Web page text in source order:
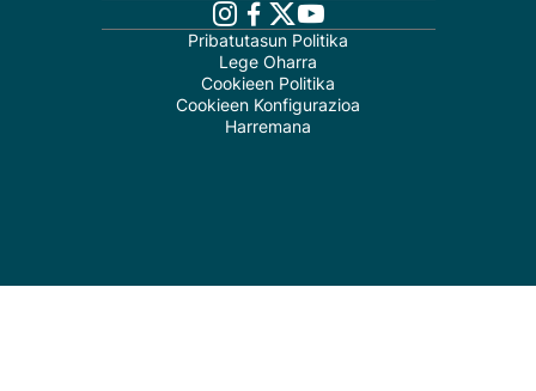
Pribatutasun Politika
Lege Oharra
Cookieen Politika
Cookieen Konfigurazioa
Harremana